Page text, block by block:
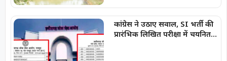
कांग्रेस ने उठाए सवाल, SI भर्ती की
प्रारंभिक लिखित परीक्षा में चयनित